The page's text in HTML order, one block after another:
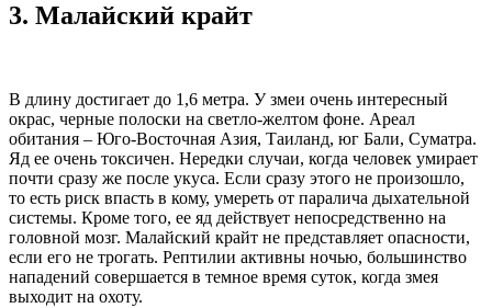
3. Малайский крайт
В длину достигает до 1,6 метра. У змеи очень интересный
окрас, черные полоски на светло-желтом фоне. Ареал
обитания – Юго-Восточная Азия, Таиланд, юг Бали, Суматра.
Яд ее очень токсичен. Нередки случаи, когда человек умирает
почти сразу же после укуса. Если сразу этого не произошло,
то есть риск впасть в кому, умереть от паралича дыхательной
системы. Кроме того, ее яд действует непосредственно на
головной мозг. Малайский крайт не представляет опасности,
если его не трогать. Рептилии активны ночью, большинство
нападений совершается в темное время суток, когда змея
выходит на охоту.